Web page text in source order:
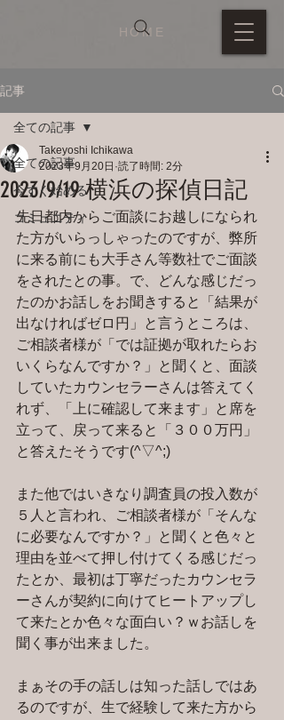
HOME
記事
全ての記事
今すぐ始める
コミュニティ
全ての記事
2023/9/19 横浜の探偵日記
Takeyoshi Ichikawa
2023年9月20日 読了時間: 2分
先日都内からご面談にお越しになられ
た方がいらっしゃったのですが、弊所
に来る前にも大手さん等数社でご面談
をされたとの事。で、どんな感じだっ
たのかお話しをお聞きすると「結果が
出なければゼロ円」と言うところは、
ご相談者様が「では証拠が取れたらお
いくらなんですか？」と聞くと、面談
していたカウンセラーさんは答えてく
れず、「上に確認して来ます」と席を
立って、戻って来ると「３００万円」
と答えたそうです(^▽^;)
また他ではいきなり調査員の投入数が
５人と言われ、ご相談者様が「そんな
に必要なんですか？」と聞くと色々と
理由を並べて押し付けてくる感じだっ
たとか、最初は丁寧だったカウンセラ
ーさんが契約に向けてヒートアップし
て来たとか色々な面白い？ｗお話しを
聞く事が出来ました。
まぁその手の話しは知った話しではあ
るのですが、生で経験して来た方から